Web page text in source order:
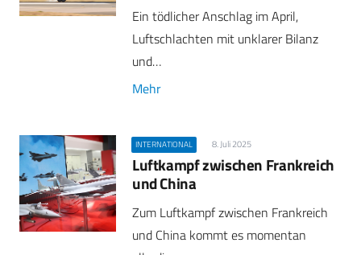
Ein tödlicher Anschlag im April,
Luftschlachten mit unklarer Bilanz
und…
Mehr
INTERNATIONAL 8. Juli 2025
Luftkampf zwischen Frankreich
und China
Zum Luftkampf zwischen Frankreich
und China kommt es momentan